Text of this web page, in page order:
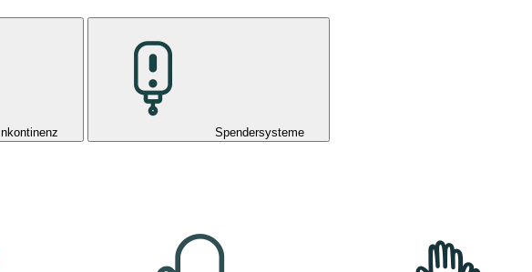
Inkontinenz
Spendersysteme